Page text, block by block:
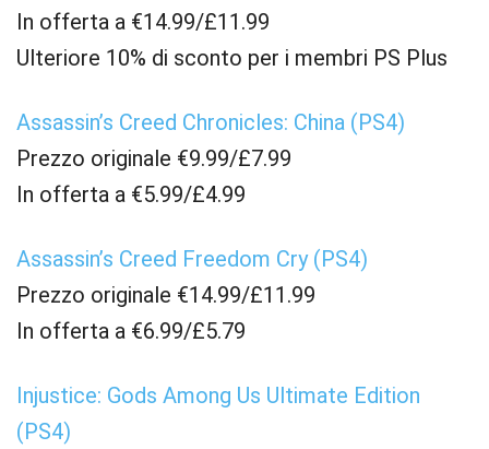
In offerta a €14.99/£11.99
Ulteriore 10% di sconto per i membri PS Plus
Assassin’s Creed Chronicles: China (PS4)
Prezzo originale €9.99/£7.99
In offerta a €5.99/£4.99
Assassin’s Creed Freedom Cry (PS4)
Prezzo originale €14.99/£11.99
In offerta a €6.99/£5.79
Injustice: Gods Among Us Ultimate Edition
(PS4)